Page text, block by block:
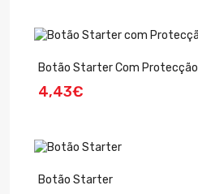
Botão Starter Com Protecção
4,43€
Botão Starter